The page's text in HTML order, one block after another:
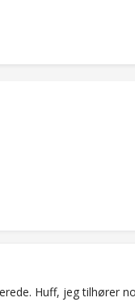
Huff, jeg tilhører